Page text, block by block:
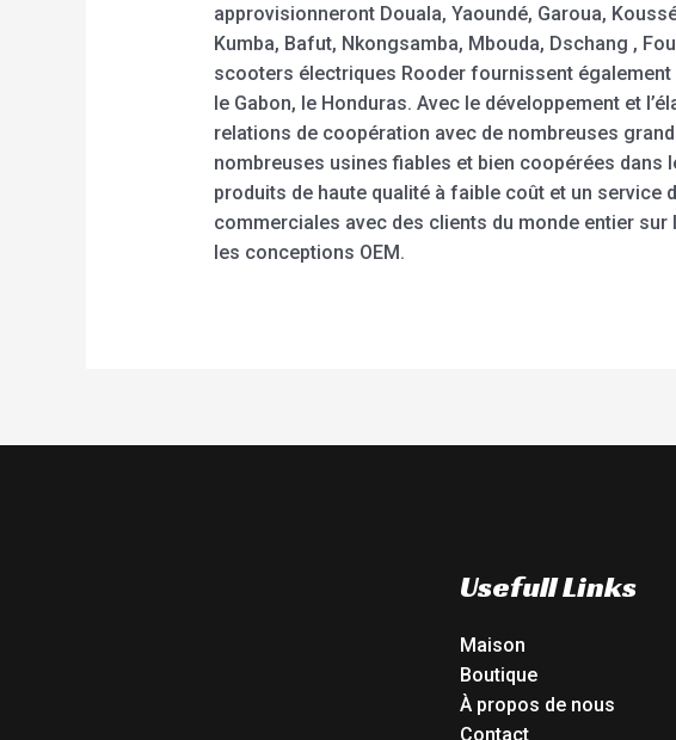
approvisionneront Douala, Yaoundé, Garoua,
Kumba, Bafut, Nkongsamba, Mbouda, Dschang ,
scooters électriques Rooder fournissent également
le Gabon, le Honduras. Avec le développement et
relations de coopération avec de nombreuses
nombreuses usines fiables et bien coopérées dans
produits de haute qualité à faible coût et un
commerciales avec des clients du monde entier
les conceptions OEM.
Usefull Links
Maison
Boutique
À propos de nous
Contact